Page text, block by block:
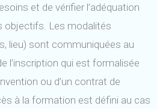
et de vérifier l’adéquation
objectifs. Les modalités
lieu) sont communiquées au
l’inscription qui est formalisée
ou d’un contrat de
à la formation est défini au cas